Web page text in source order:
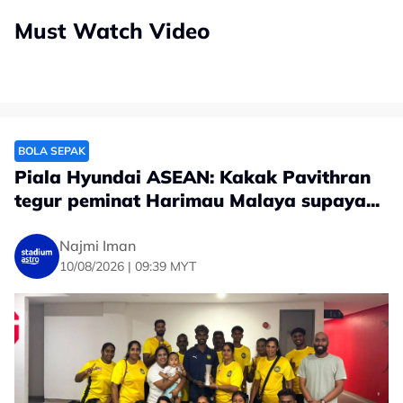
Must Watch Video
BOLA SEPAK
Piala Hyundai ASEAN: Kakak Pavithran
tegur peminat Harimau Malaya supaya...
Najmi Iman
10/08/2026 | 09:39 MYT